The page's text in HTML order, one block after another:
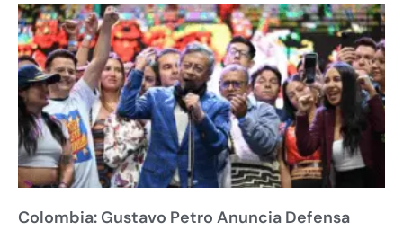
Colombia: Gustavo Petro Anuncia Defensa